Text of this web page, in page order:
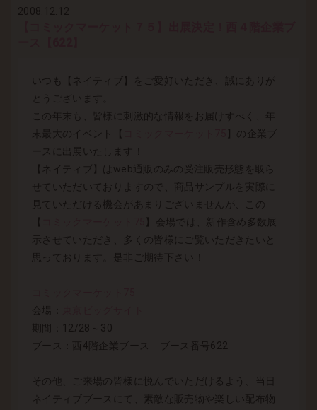
2008.12.12
いつも【ネイティブ】をご愛好いただき、誠にありが
とうございます。
この年末も、皆様に刺激的な情報をお届けすべく、年
末最大のイベント【
】の企業ブ
ースに出展いたします！
【ネイティブ】はweb通販のみの受注販売形態を取ら
せていただいておりますので、商品サンプルを実際に
見ていただける機会があまりございませんが、この
】会場では、新作含め多数展
示させていただき、多くの皆様にご覧いただきたいと
思っております。是非ご期待下さい！
会場：
期間：12/28～30
ブース：西4階企業ブース ブース番号622
その他、ご来場の皆様に悦んでいただけるよう、当日
ネイティブブースにて、素敵な販売物や楽しい配布物